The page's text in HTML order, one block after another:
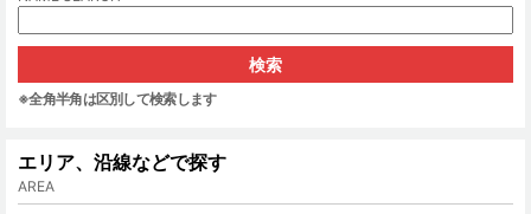
※全角半角は区別して検索します
エリア、沿線などで探す
AREA